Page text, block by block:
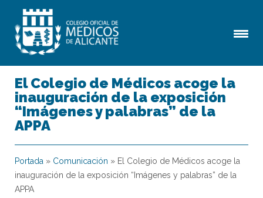
El Colegio de Médicos acoge la
inauguración de la exposición
“Imágenes y palabras” de la
APPA
Portada » Comunicación » El Colegio de Médicos acoge la
inauguración de la exposición “Imágenes y palabras” de la
APPA